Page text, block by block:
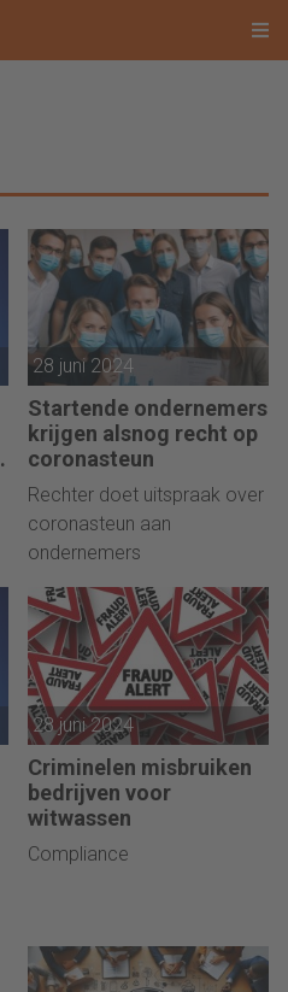
28 juni 2024
Startende ondernemers
krijgen alsnog recht op
coronasteun
Rechter doet uitspraak over
coronasteun aan
ondernemers
28 juni 2024
Criminelen misbruiken
bedrijven voor
witwassen
Compliance